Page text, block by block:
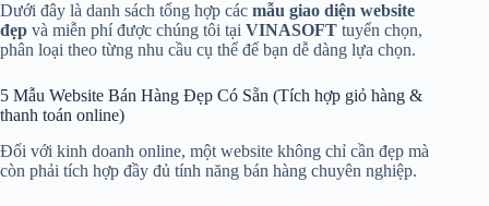
Dưới đây là danh sách tổng hợp các mẫu giao diện website
đẹp và miễn phí được chúng tôi tại VINASOFT tuyển chọn,
phân loại theo từng nhu cầu cụ thể để bạn dễ dàng lựa chọn.
5 Mẫu Website Bán Hàng Đẹp Có Sẵn (Tích hợp giỏ hàng &
thanh toán online)
Đối với kinh doanh online, một website không chỉ cần đẹp mà
còn phải tích hợp đầy đủ tính năng bán hàng chuyên nghiệp.